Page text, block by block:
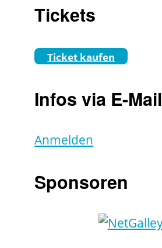
Tickets
Ticket kaufen
Infos via E-Mail
Anmelden
Sponsoren